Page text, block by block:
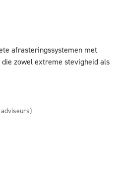
afrasteringssystemen met
zowel extreme stevigheid als
adviseurs)